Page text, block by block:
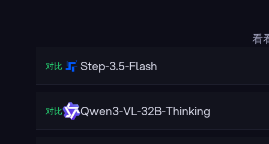
看
对比 Step-3.5-Flash
对比 Qwen3-VL-32B-Thinking